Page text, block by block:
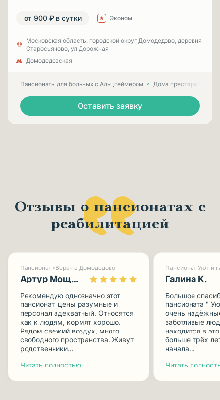
от 900 ₽ в сутки Эконом
Московская область, городской округ Домодедово, деревня
Старосьяново, ул Дорожная
Домодедовская
Пансионаты для больных с Альцгеймером Дома престарелых
Оставить заявку
Отзывы о пансионатах с
реабилитацией
Пансионат «Вера» в Домодедово
Артур Мощницкий
Рекомендую однозначно этот
пансионат, цены разумные и
персонал адекватный. Относятся
как к людям, кормят хорошо.
Рядом свежий воздух, много
свободного пространства. Живут
родственники…
Читать полностью...
Галина К.
Большое
пансионата "
очень
заботливые
находится в
больше трёх
начала…
Читать